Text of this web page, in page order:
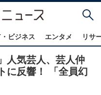
ビジネス エンタメ リサ
人気芸人、芸人仲
に反響！ 「全員幻